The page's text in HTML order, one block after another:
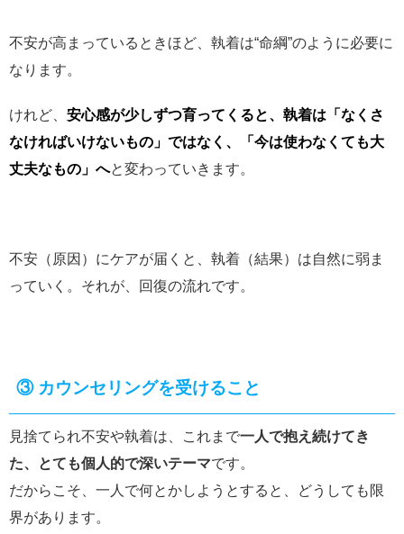
不安が高まっているときほど、執着は“命綱”のように必要に
なります。
けれど、 安心感が少しずつ育ってくると、執着は「なくさ
なければいけないもの」ではなく、「今は使わなくても大
丈夫なもの」へと変わっていきます。
不安（原因）にケアが届くと、執着（結果）は自然に弱ま
っていく。それが、回復の流れです。
③ カウンセリングを受けること
見捨てられ不安や執着は、これまで一人で抱え続けてき
た、とても個人的で深いテーマです。
だからこそ、一人で何とかしようとすると、どうしても限
界があります。